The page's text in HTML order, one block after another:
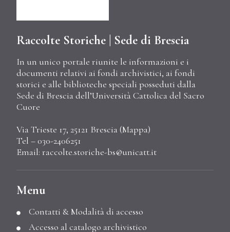
Raccolte Storiche | Sede di Brescia
In un unico portale riunite le informazioni e i
documenti relativi ai fondi archivistici, ai fondi
storici e alle biblioteche speciali posseduti dalla
Sede di Brescia dell’Università Cattolica del Sacro
Cuore
Via Trieste 17, 25121 Brescia (Mappa)
Tel – 030-2406251
Email: raccolte.storiche-bs@unicatt.it
Menu
Contatti & Modalità di accesso
Accesso al catalogo archivistico